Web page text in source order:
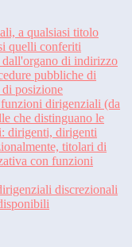
a qualsiasi titolo
quelli conferiti
dall'organo di indirizzo
pubbliche di
posizione
dirigenziali (da
che distinguano le
dirigenti, dirigenti
titolari di
con funzioni
discrezionali